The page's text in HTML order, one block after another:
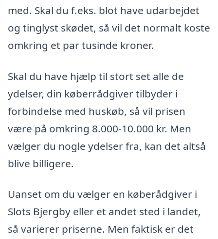
med. Skal du f.eks. blot have udarbejdet
og tinglyst skødet, så vil det normalt koste
omkring et par tusinde kroner.
Skal du have hjælp til stort set alle de
ydelser, din køberrådgiver tilbyder i
forbindelse med huskøb, så vil prisen
være på omkring 8.000-10.000 kr. Men
vælger du nogle ydelser fra, kan det altså
blive billigere.
Uanset om du vælger en køberådgiver i
Slots Bjergby eller et andet sted i landet,
så varierer priserne. Men faktisk er det